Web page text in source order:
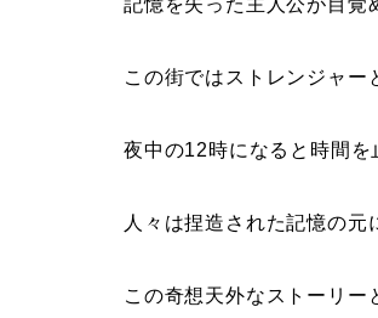
記憶を失った主人公が目覚
この街ではストレンジャー
夜中の12時になると時間を
人々は捏造された記憶の元
この奇想天外なストーリー